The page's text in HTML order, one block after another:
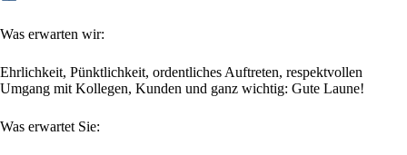
Was erwarten wir:
Ehrlichkeit, Pünktlichkeit, ordentliches Auftreten, respektvollen
Umgang mit Kollegen, Kunden und ganz wichtig: Gute Laune!
Was erwartet Sie: